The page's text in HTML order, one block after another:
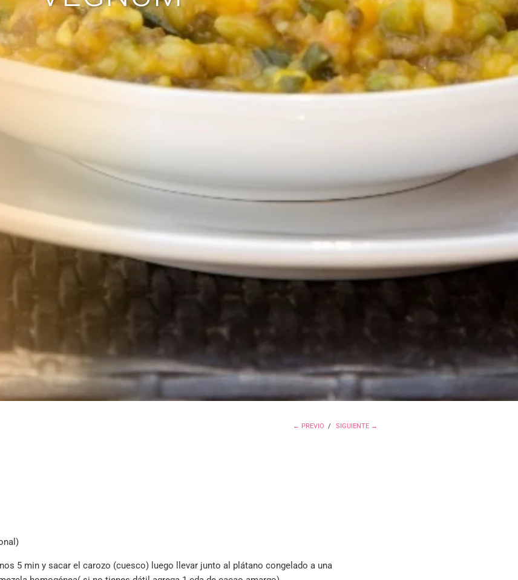
← PREVIO / SIGUIENTE →
5 min y sacar el carozo (cuesco) luego llevar junto al plátano congelado a una